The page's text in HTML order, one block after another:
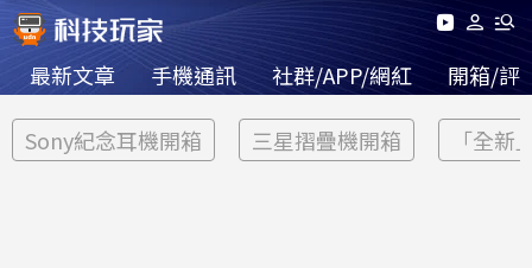
最新文章 手機通訊 社群/APP/網紅 開箱/評
Sony紀念耳機開箱 三星摺疊機開箱 「全新